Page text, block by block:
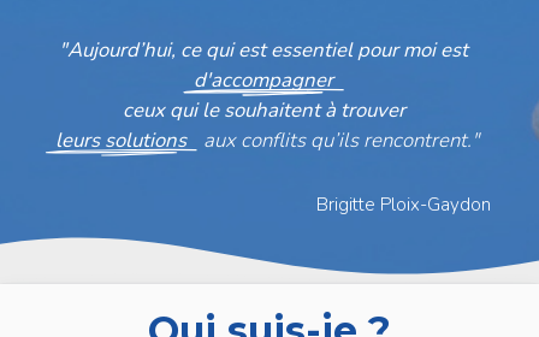
"Aujourd’hui, ce qui est essentiel pour moi est
d'accompagner
ceux qui le souhaitent à trouver
leurs solutions
auxconflitsqu’ilsrencontrent."
Brigitte Ploix-Gaydon